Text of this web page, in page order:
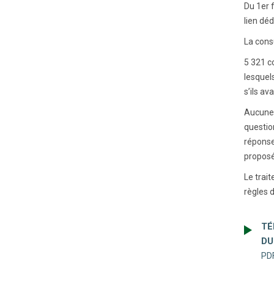
Du 1er
lien
La
5 321
s’ils
Le
règles